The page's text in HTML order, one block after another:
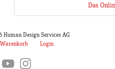
Das
Design Services AG
Warenkorb Login